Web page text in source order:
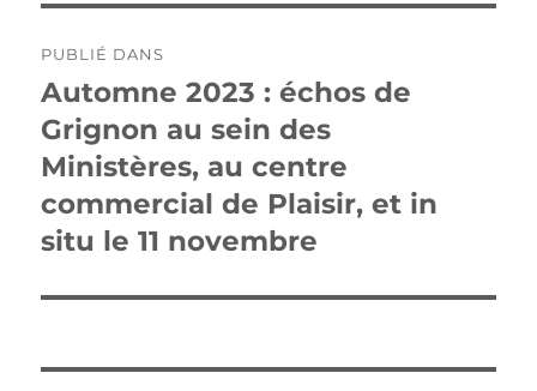
de
l’article
PUBLIÉ DANS
Automne 2023 : échos de
Grignon au sein des
Ministères, au centre
commercial de Plaisir, et in
situ le 11 novembre